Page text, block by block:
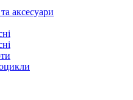
аксесуари